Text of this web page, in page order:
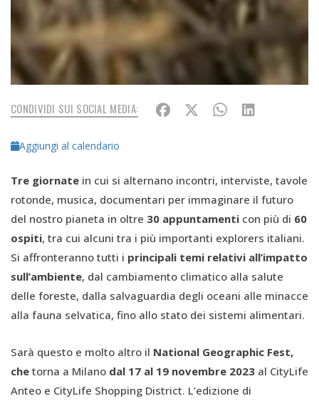
CONDIVIDI SUI SOCIAL MEDIA:
Aggiungi al calendario
Tre giornate in cui si alternano incontri, interviste, tavole
rotonde, musica, documentari per immaginare il futuro
del nostro pianeta in oltre 30 appuntamenti con più di 60
ospiti, tra cui alcuni tra i più importanti explorers italiani.
Si affronteranno tutti i principali temi relativi all’impatto
sull’ambiente, dal cambiamento climatico alla salute
delle foreste, dalla salvaguardia degli oceani alle minacce
alla fauna selvatica, fino allo stato dei sistemi alimentari.
Sarà questo e molto altro il National Geographic Fest,
che torna a Milano dal 17 al 19 novembre 2023 al CityLife
Anteo e CityLife Shopping District. L’edizione di